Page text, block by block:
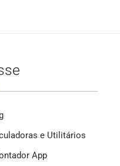
e Utilitários
App